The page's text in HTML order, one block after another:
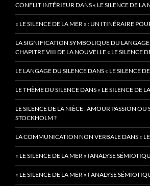
CONFLIT INTÉRIEUR DANS « LE SILENCE DE LA
« LE SILENCE DE LA MER » : UN ITINÉRAIRE
LA SIGNIFICATION SYMBOLIQUE DU LANGAGE
CHAPITRE VIII DE LA NOUVELLE « LE SILENCE
LE LANGAGE DU SILENCE DANS « LE SILENCE
LE THÈME DU SILENCE DANS « LE SILENCE DE
LE SILENCE DE LA NIÈCE : AMOUR PASSION
STOCKHOLM ?
LA COMMUNICATION NON VERBALE DANS « LE
« LE SILENCE DE LA MER » (ANALYSE
« LE SILENCE DE LA MER » ( ANALYSE